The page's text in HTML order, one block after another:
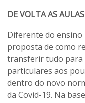
DE VOLTA AS
Diferente do ensino
proposta de como
transferir tudo para
particulares aos
dentro do novo
da Covid-19. Na